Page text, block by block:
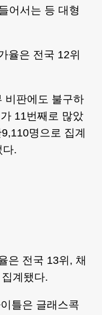
어서는 등 대형
율은 전국 12위
비판에도 불구하
11번째로 많았
명으로 집계
다.
은 전국 13위, 채
계됐다.
틀은 글래스콕